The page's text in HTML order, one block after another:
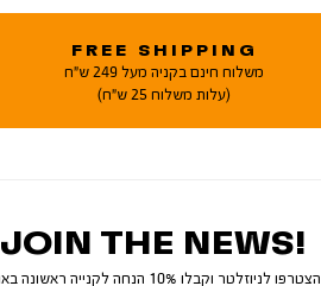
FREE SHIPPING
משלוח חינם בקניה מעל 249 ש"ח
(עלות משלוח 25 ש"ח)
JOIN THE NEWS!
הצטרפו לניוזלטר וקבלו 10% הנחה לקנייה ראשונה באתר